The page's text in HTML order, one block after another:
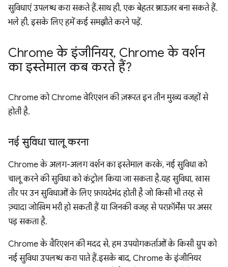
सुविधाएं उपलब्ध करा सकते हैं. साथ ही, एक बेहतर ब्राउज़र बना सकते हैं.
भले ही, इसके लिए हमें कई समझौते करने पड़ें.
Chrome के इंजीनियर, Chrome के वर्शन
का इस्तेमाल कब करते हैं?
Chrome को Chrome वेरिएशन की ज़रूरत इन तीन मुख्य वजहों से
होती है.
नई सुविधा चालू करना
Chrome के अलग-अलग वर्शन का इस्तेमाल करके, नई सुविधा को
चालू करने की सुविधा को कंट्रोल किया जा सकता है. यह सुविधा, खास
तौर पर उन सुविधाओं के लिए फ़ायदेमंद होती है जो किसी भी तरह से
ज़्यादा जोखिम भरी हो सकती हैं या जिनकी वजह से परफ़ॉर्मेंस पर असर
पड़ सकता है.
Chrome के वैरिएशन की मदद से, हम उपयोगकर्ताओं के किसी ग्रुप को
नई सुविधा उपलब्ध करा पाते हैं. इसके बाद, Chrome के इंजीनियर